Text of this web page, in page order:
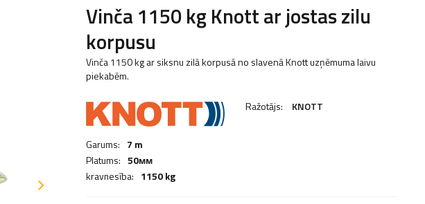
Vinča 1150 kg Knott ar jostas zilu
korpusu
Vinča 1150 kg ar siksnu zilā korpusā no slavenā Knott uzņēmuma laivu
piekabēm.
Ražotājs: KNOTT
Garums: 7 m
Platums: 50мм
kravnesība: 1150 kg